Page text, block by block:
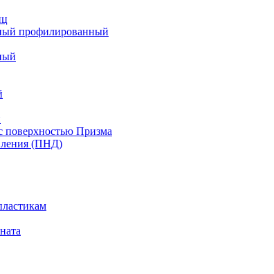
профилированный
поверхностью Призма
(ПНД)